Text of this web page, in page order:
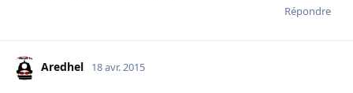
Répondre
Aredhel 18 avr. 2015